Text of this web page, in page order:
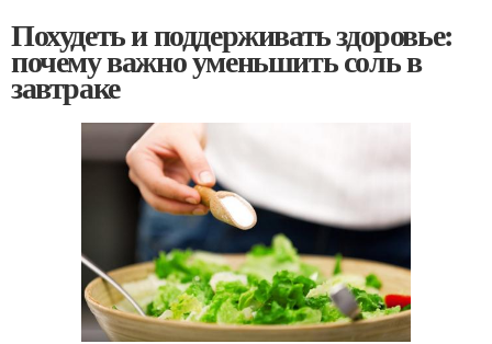
Похудеть и поддерживать здоровье:
почему важно уменьшить соль в
завтраке